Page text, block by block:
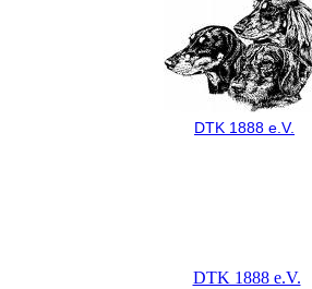
DTK 1888 e.V.
DTK 1888 e.V.